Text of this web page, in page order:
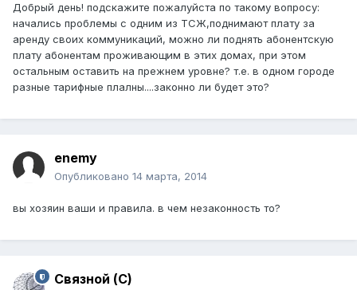
Добрый день! подскажите пожалуйста по такому вопросу:
начались проблемы с одним из ТСЖ,поднимают плату за
аренду своих коммуникаций, можно ли поднять абонентскую
плату абонентам проживающим в этих домах, при этом
остальным оставить на прежнем уровне? т.е. в одном городе
разные тарифные плалны....законно ли будет это?
enemy
Опубликовано 14 марта, 2014
вы хозяин ваши и правила. в чем незаконность то?
Связной (С)